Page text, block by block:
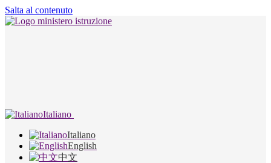
Salta al contenuto
Italiano
Italiano
English
中文